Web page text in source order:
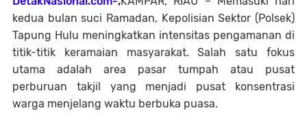
kedua bulan suci Ramadan, Kepolisian Sektor (Polsek)
Tapung Hulu meningkatkan intensitas pengamanan di
titik-titik keramaian masyarakat. Salah satu fokus
utama adalah area pasar tumpah atau pusat
perburuan takjil yang menjadi pusat konsentrasi
warga menjelang waktu berbuka puasa.